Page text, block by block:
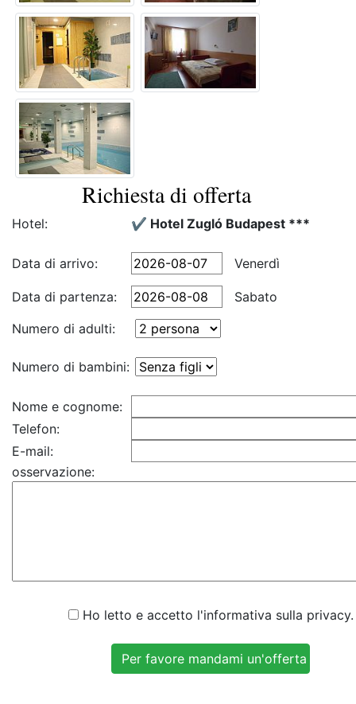
Richiesta di offerta
Hotel: ✔️ Hotel Zugló Budapest ***
Data di arrivo: Venerdì
Data di partenza:
Sabato
Numero di adulti:
Numero di bambini:
Nome e cognome:
Telefon:
E-mail:
osservazione:
Ho letto e accetto l'informativa sulla privacy.